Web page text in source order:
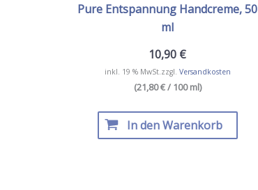
Pure Entspannung Handcreme, 50
ml
10,90 €
inkl. 19 % MwSt.zzgl. Versandkosten
(21,80 € / 100 ml)
In den Warenkorb